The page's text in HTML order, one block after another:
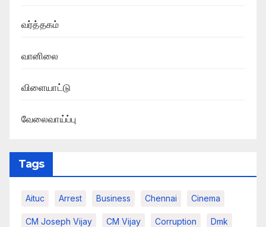
வர்த்தகம்
வானிலை
விளையாட்டு
வேலைவாய்ப்பு
Tags
Aituc Arrest Business Chennai Cinema
CM Joseph Vijay CM Vijay Corruption Dmk